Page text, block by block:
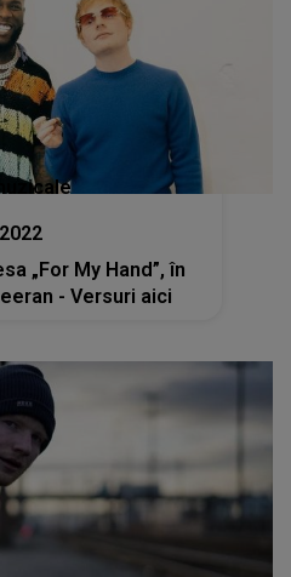
„For My Hand”, în
- Versuri aici